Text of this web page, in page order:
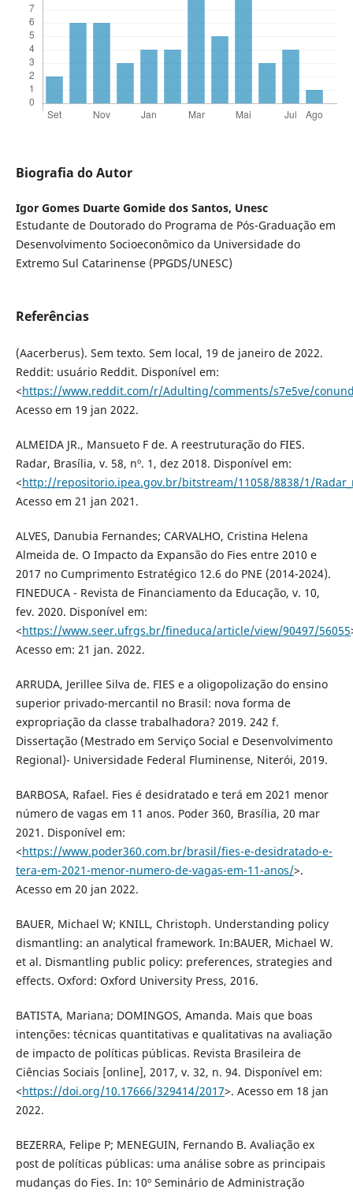
Biografia do Autor
Igor Gomes Duarte Gomide dos Santos, Unesc
Estudante de Doutorado do Programa de Pós-Graduação em
Desenvolvimento Socioeconômico da Universidade do
Extremo Sul Catarinense (PPGDS/UNESC)
Referências
(Aacerberus). Sem texto. Sem local, 19 de janeiro de 2022.
Reddit: usuário Reddit. Disponível em:
<https://www.reddit.com/r/Adulting/comments/s7e5ve/
Acesso em 19 jan 2022.
ALMEIDA JR., Mansueto F de. A reestruturação do FIES.
Radar, Brasília, v. 58, nº. 1, dez 2018. Disponível em:
<http://repositorio.ipea.gov.br/bitstream/11058/8838/1/
Acesso em 21 jan 2021.
ALVES, Danubia Fernandes; CARVALHO, Cristina Helena
Almeida de. O Impacto da Expansão do Fies entre 2010 e
2017 no Cumprimento Estratégico 12.6 do PNE (2014-2024).
FINEDUCA - Revista de Financiamento da Educação, v. 10,
fev. 2020. Disponível em:
<https://www.seer.ufrgs.br/fineduca/article/view/90497/56055
Acesso em: 21 jan. 2022.
ARRUDA, Jerillee Silva de. FIES e a oligopolização do ensino
superior privado-mercantil no Brasil: nova forma de
expropriação da classe trabalhadora? 2019. 242 f.
Dissertação (Mestrado em Serviço Social e Desenvolvimento
Regional)- Universidade Federal Fluminense, Niterói, 2019.
BARBOSA, Rafael. Fies é desidratado e terá em 2021 menor
número de vagas em 11 anos. Poder 360, Brasília, 20 mar
2021. Disponível em:
<https://www.poder360.com.br/brasil/fies-e-desidratado-e-
tera-em-2021-menor-numero-de-vagas-em-11-anos/>.
Acesso em 20 jan 2022.
BAUER, Michael W; KNILL, Christoph. Understanding policy
dismantling: an analytical framework. In:BAUER, Michael W.
et al. Dismantling public policy: preferences, strategies and
effects. Oxford: Oxford University Press, 2016.
BATISTA, Mariana; DOMINGOS, Amanda. Mais que boas
intenções: técnicas quantitativas e qualitativas na avaliação
de impacto de políticas públicas. Revista Brasileira de
Ciências Sociais [online], 2017, v. 32, n. 94. Disponível em:
<https://doi.org/10.17666/329414/2017>. Acesso em 18 jan
2022.
BEZERRA, Felipe P; MENEGUIN, Fernando B. Avaliação ex
post de políticas públicas: uma análise sobre as principais
mudanças do Fies. In: 10º Seminário de Administração